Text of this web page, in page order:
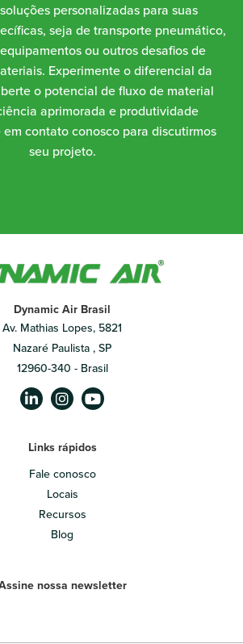
personalizadas para suas
seja de transporte pneumático,
ou outros desafios de
Experimente o diferencial da
o potencial de fluxo de material
aprimorada e produtividade
contato conosco para discutirmos
seu projeto.
Dynamic Air Brasil
Av. Mathias Lopes, 5821
Nazaré Paulista , SP
12960-340 - Brasil
Links rápidos
Fale conosco
Locais
Recursos
Blog
nossa newsletter